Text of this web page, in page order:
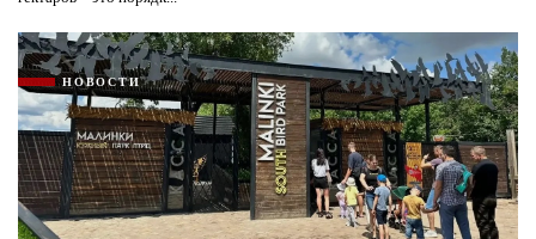
НОВОСТИ